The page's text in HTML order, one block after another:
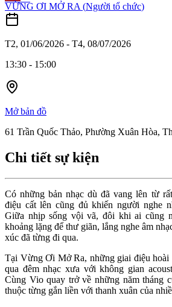
VỪNG ƠI MỞ RA (Người tổ chức)
T2, 01/06/2026 - T4, 08/07/2026
13:30 - 15:00
Mở bản đồ
61 Trần Quốc Thảo, Phường Xuân Hòa,
Chi tiết sự kiện
Có những bản nhạc dù đã vang lên từ
điệu cất lên cũng đủ khiến người nghe
Giữa nhịp sống vội vã, đôi khi ai cũng
khoảng lặng để thư giãn, lắng nghe âm
xúc đã từng đi qua.
Tại Vừng Ơi Mở Ra, những giai điệu hoài
qua đêm nhạc xưa với không gian
Cùng Vio quay trở về những năm tháng
thuộc từng gắn liền với thanh xuân của